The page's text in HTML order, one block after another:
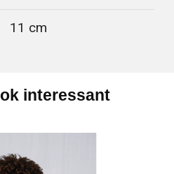
11 cm
interessant